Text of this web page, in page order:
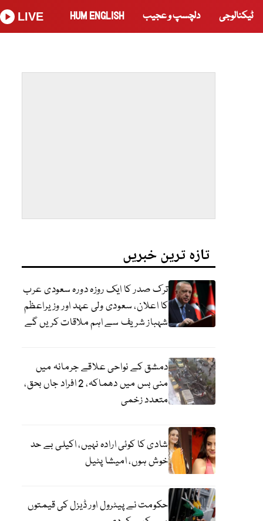
ٹیکنالوجی دلچسپ و عجیب HUM ENGLISH
LIVE
تازہ ترین خبریں
ترک صدر کا ایک روزہ دورہ سعودی عرب
کا اعلان، سعودی ولی عہد اور وزیراعظم
شہباز شریف سے اہم ملاقات کریں گے
دمشق کے نواحی علاقے جرمانہ میں
منی بس میں دھماکہ، 2 افراد جاں بحق،
متعدد زخمی
شادی کا کوئی ارادہ نہیں، اکیلی بے حد
خوش ہوں، امیشا پٹیل
حکومت نے پیٹرول اور ڈیزل کی قیمتوں